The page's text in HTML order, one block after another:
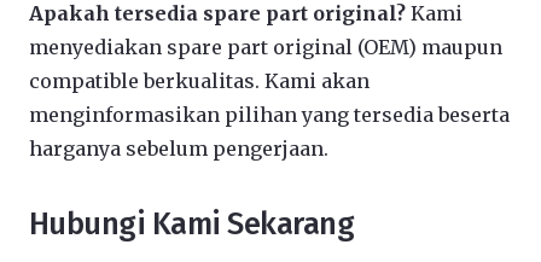
Apakah tersedia spare part original? Kami
menyediakan spare part original (OEM) maupun
compatible berkualitas. Kami akan
menginformasikan pilihan yang tersedia beserta
harganya sebelum pengerjaan.
Hubungi Kami Sekarang